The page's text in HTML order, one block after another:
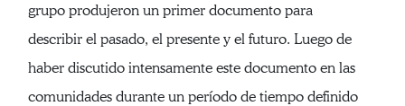
grupo produjeron un primer documento para
describir el pasado, el presente y el futuro. Luego de
haber discutido intensamente este documento en las
comunidades durante un período de tiempo definido